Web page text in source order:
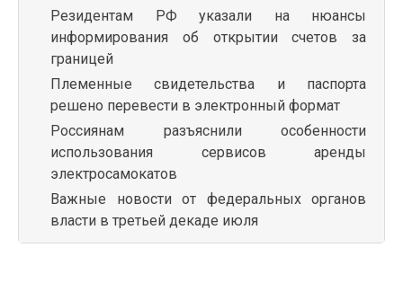
Резидентам РФ указали на нюансы
информирования об открытии счетов за
границей
Племенные свидетельства и паспорта
решено перевести в электронный формат
Россиянам разъяснили особенности
использования сервисов аренды
электросамокатов
Важные новости от федеральных органов
власти в третьей декаде июля